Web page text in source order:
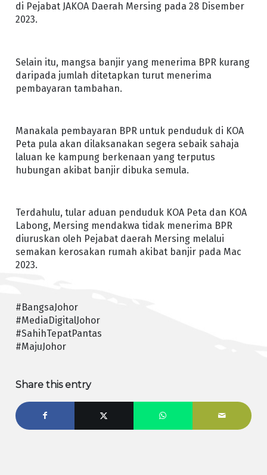
di Pejabat JAKOA Daerah Mersing pada 28 Disember
2023.
Selain itu, mangsa banjir yang menerima BPR kurang
daripada jumlah ditetapkan turut menerima
pembayaran tambahan.
Manakala pembayaran BPR untuk penduduk di KOA
Peta pula akan dilaksanakan segera sebaik sahaja
laluan ke kampung berkenaan yang terputus
hubungan akibat banjir dibuka semula.
Terdahulu, tular aduan penduduk KOA Peta dan KOA
Labong, Mersing mendakwa tidak menerima BPR
diuruskan oleh Pejabat daerah Mersing melalui
semakan kerosakan rumah akibat banjir pada Mac
2023.
#BangsaJohor
#MediaDigitalJohor
#SahihTepatPantas
#MajuJohor
Share this entry